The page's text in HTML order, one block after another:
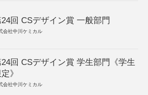
回 CSデザイン賞 一般部門
会社中川ケミカル
回 CSデザイン賞 学生部門《学生
》
会社中川ケミカル